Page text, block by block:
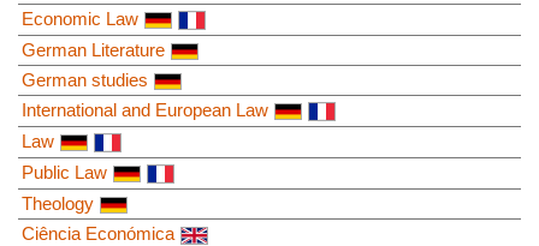
Economic Law
German Literature
German studies
International and European Law
Law
Public Law
Theology
Ciência Económica